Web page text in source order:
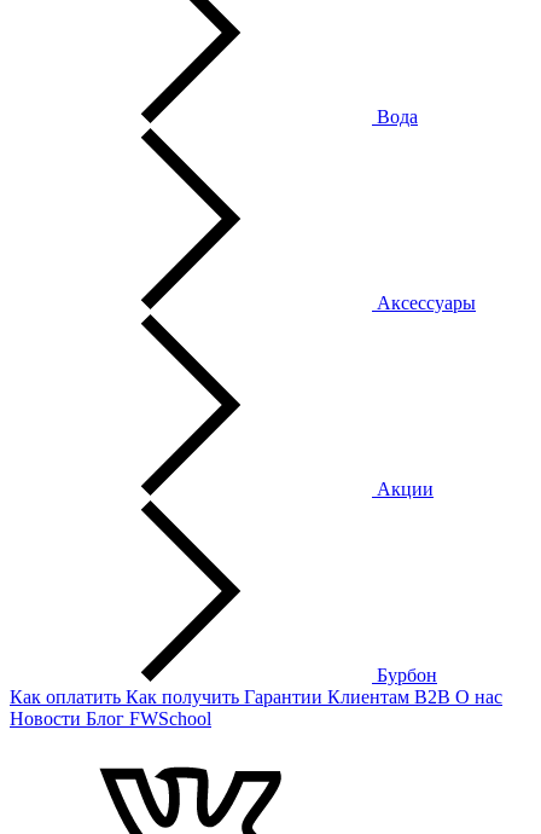
Вода
Аксессуары
Акции
Бурбон
Как оплатить Как получить Гарантии Клиентам B2B О нас
Новости Блог FWSchool